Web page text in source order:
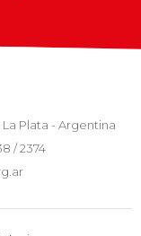
La Plata - Argentina
/ 2374